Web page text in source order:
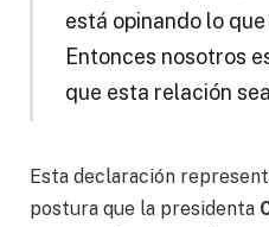
está opinando lo
Entonces nosotros
que esta relación
Esta declaración
postura que la presidenta